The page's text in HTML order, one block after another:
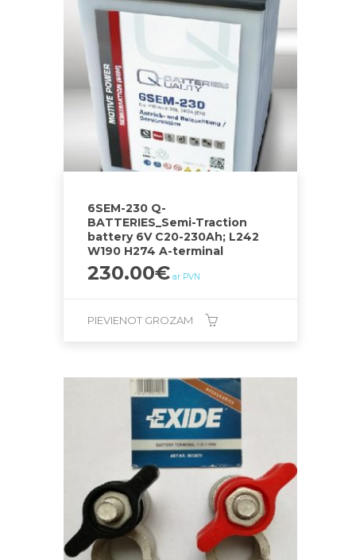
6SEM-230 Q-
BATTERIES_Semi-Traction
battery 6V C20-230Ah; L242
W190 H274 A-terminal
230.00€ ar PVN
PIEVIENOT GROZAM